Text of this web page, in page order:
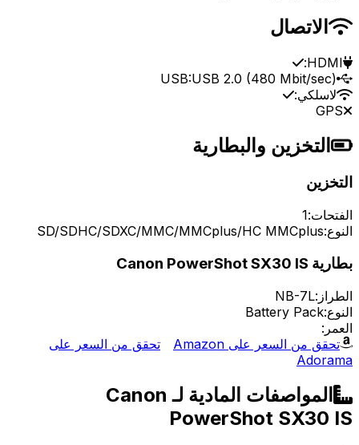
الاتصال
HDMI:
USB:USB 2.0 (480 Mbit/sec)
لاسلكي:
GPS
التخزين والبطارية
التخزين
الفتحات:1
النوع:SD/SDHC/SDXC/MMC/MMCplus/HC MMCplus
بطارية Canon PowerShot SX30 IS
الطراز:NB-7L
النوع:Battery Pack
العمر:
تحقق من السعر على Amazon
تحقق من السعر على
Adorama
المواصفات المادية لـ Canon
PowerShot SX30 IS